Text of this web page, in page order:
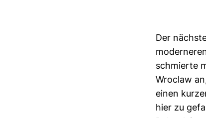
Der
schmierte
Wroclaw
einen
hier zu